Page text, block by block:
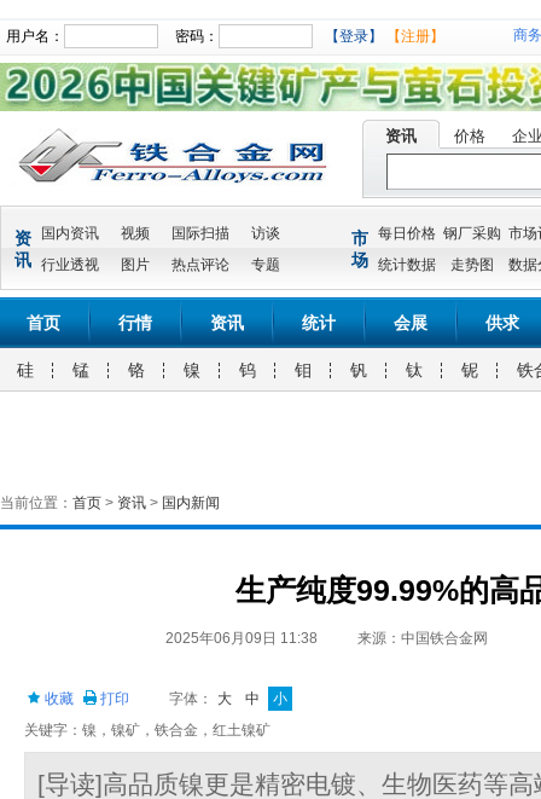
用户名： 密码： 【登录】 【注册】 商
资讯 价格 企
资
讯
国内资讯 视频 国际扫描
访谈
行业透视
图片 热点评论 专题
市
场
每日价格 钢厂采购 市场
统计数据
走势图 数据
首页 行情 资讯 统计 会展 供求
硅 锰 铬 镍 钨 钼 钒 钛 铌 铁
当前位置： 首页 > 资讯 > 国内新闻
生产纯度99.99%的高
2025年06月09日 11:38 来源：中国铁合金网
收藏 打印 字体： 大 中
小
关键字：镍，镍矿，铁合金，红土镍矿
[导读]高品质镍更是精密电镀、生物医药等